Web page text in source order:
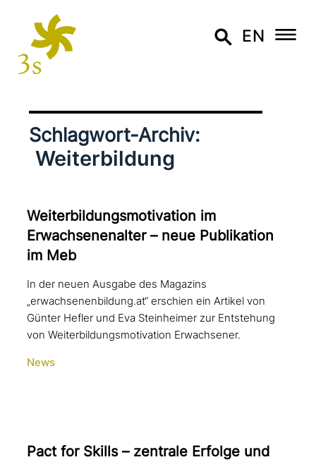
EN
Schlagwort-Archiv:
Weiterbildung
Weiterbildungsmotivation im
Erwachsenenalter – neue Publikation
im Meb
In der neuen Ausgabe des Magazins
„erwachsenenbildung.at“ erschien ein Artikel von
Günter Hefler und Eva Steinheimer zur Entstehung
von Weiterbildungsmotivation Erwachsener.
News
Pact for Skills – zentrale Erfolge und